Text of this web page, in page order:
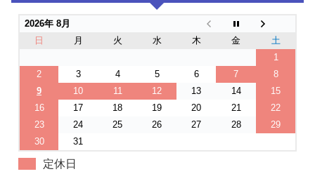
2026年 8月
日
月 火 水 木 金
土
1
2
3 4 5 6 7
8
9
10 11 12 13 14
15
16
17 18 19 20 21
22
23
24 25 26 27 28
29
30
31
定休日